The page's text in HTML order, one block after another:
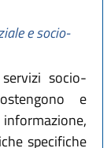
e socio-
socio-
e
specifiche